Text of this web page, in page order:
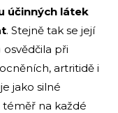
účinných látek
. Stejně tak se její
při
artritidě i
jako silné
na každé